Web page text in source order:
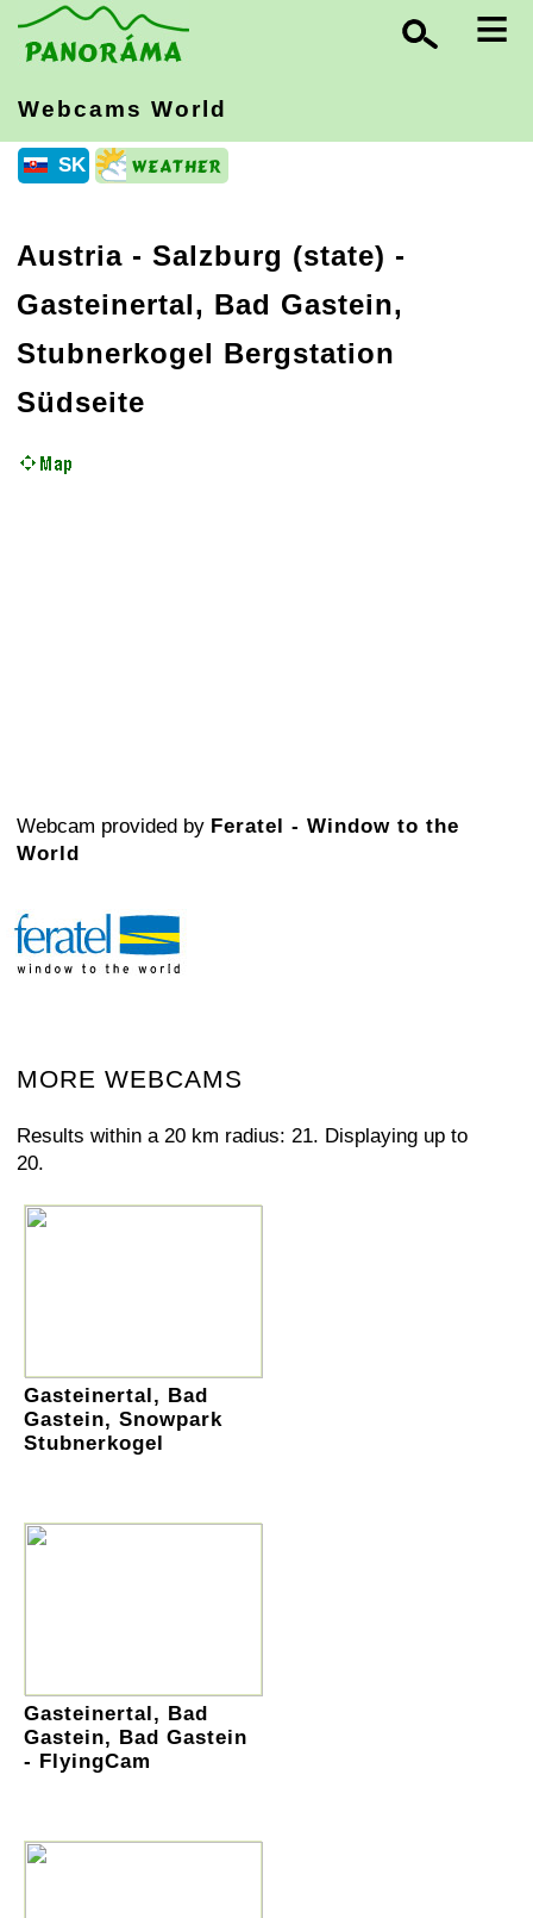
≡
Webcams World
SK
Austria - Salzburg (state) -
Gasteinertal, Bad Gastein,
Stubnerkogel Bergstation
Südseite
Webcam provided by Feratel - Window to the
World
MORE WEBCAMS
Results within a 20 km radius: 21. Displaying up to
20.
Gasteinertal, Bad
Gastein, Snowpark
Stubnerkogel
Gasteinertal, Bad
Gastein, Bad Gastein
- FlyingCam